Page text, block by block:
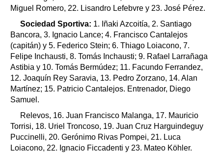
Miguel Romero, 22. Lisandro Lefebvre y 23. José Pérez.
Sociedad Sportiva: 1. Iñaki Azcoitía, 2. Santiago
Bancora, 3. Ignacio Lance; 4. Francisco Cantalejos
(capitán) y 5. Federico Stein; 6. Thiago Loiacono, 7.
Felipe Inchausti, 8. Tomás Inchausti; 9. Rafael Larrañaga
Astibia y 10. Tomás Bermúdez; 11. Facundo Ferrandez,
12. Joaquín Rey Saravia, 13. Pedro Zorzano, 14. Alan
Martínez; 15. Patricio Cantalejos. Entrenador, Diego
Samuel.
Relevos, 16. Juan Francisco Malanga, 17. Mauricio
Torrisi, 18. Uriel Troncoso, 19. Juan Cruz Harguindeguy
Puccinelli, 20. Gerónimo Rivas Pompei, 21. Luca
Loiacono, 22. Ignacio Ficcadenti y 23. Mateo Köhler.